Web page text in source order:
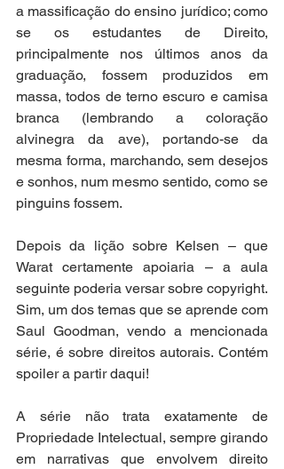
a massificação do ensino jurídico; como
se os estudantes de Direito,
principalmente nos últimos anos da
graduação, fossem produzidos em
massa, todos de terno escuro e camisa
branca (lembrando a coloração
alvinegra da ave), portando-se da
mesma forma, marchando, sem desejos
e sonhos, num mesmo sentido, como se
pinguins fossem.
Depois da lição sobre Kelsen – que
Warat certamente apoiaria – a aula
seguinte poderia versar sobre copyright.
Sim, um dos temas que se aprende com
Saul Goodman, vendo a mencionada
série, é sobre direitos autorais. Contém
spoiler a partir daqui!
A série não trata exatamente de
Propriedade Intelectual, sempre girando
em narrativas que envolvem direito